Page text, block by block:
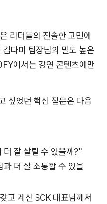
리더들의 진솔한 고민에
다미 팀장님의 밀도 높은
에서는 강연 콘텐츠에만
싶었던 핵심 질문은 다음
더 잘 살릴 수 있을까?"
더 잘 소통할 수 있을
고 계신 SCK 대표님께서